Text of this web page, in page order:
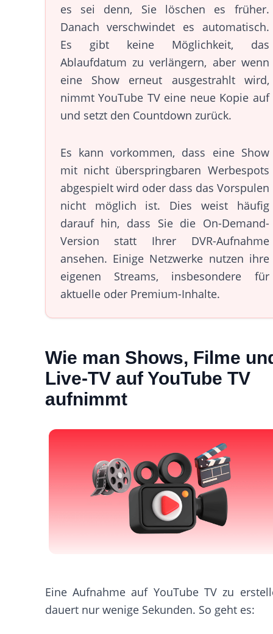
es sei denn, Sie löschen es früher.
Danach verschwindet es automatisch.
Es gibt keine Möglichkeit, das
Ablaufdatum zu verlängern, aber wenn
eine Show erneut ausgestrahlt wird,
nimmt YouTube TV eine neue Kopie auf
und setzt den Countdown zurück.
Es kann vorkommen, dass eine Show
mit nicht überspringbaren Werbespots
abgespielt wird oder dass das Vorspulen
nicht möglich ist. Dies weist häufig
darauf hin, dass Sie die On-Demand-
Version statt Ihrer DVR-Aufnahme
ansehen. Einige Netzwerke nutzen ihre
eigenen Streams, insbesondere für
aktuelle oder Premium-Inhalte.
Wie man Shows, Filme
Live-TV auf YouTube TV
aufnimmt
Eine Aufnahme auf YouTube TV zu
dauert nur wenige Sekunden. So geht es: